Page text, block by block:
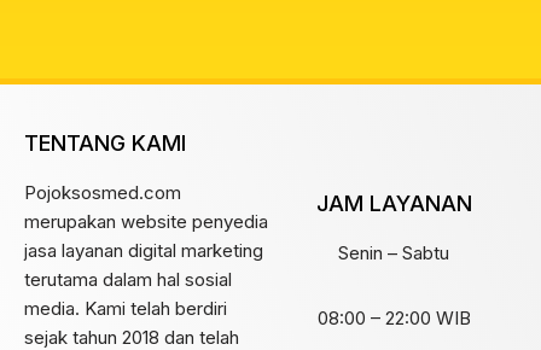
TENTANG KAMI
Pojoksosmed.com
merupakan website penyedia
jasa layanan digital marketing
terutama dalam hal sosial
media. Kami telah berdiri
sejak tahun 2018 dan telah
JAM LAYANAN
Senin – Sabtu
08:00 – 22:00 WIB